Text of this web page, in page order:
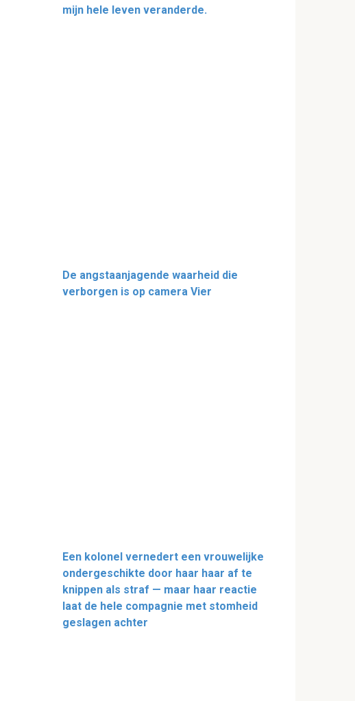
mijn hele leven veranderde.
De angstaanjagende waarheid die
verborgen is op camera Vier
Een kolonel vernedert een vrouwelijke
ondergeschikte door haar haar af te
knippen als straf — maar haar reactie
laat de hele compagnie met stomheid
geslagen achter